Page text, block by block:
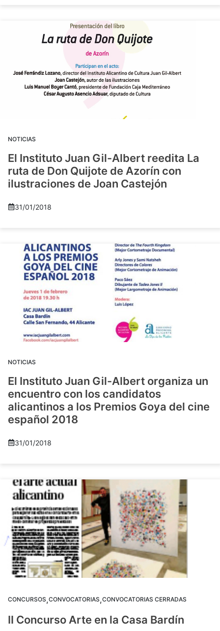
NOTICIAS
El Instituto Juan Gil-Albert reedita La
ruta de Don Quijote de Azorín con
ilustraciones de Joan Castejón
31/01/2018
NOTICIAS
El Instituto Juan Gil-Albert organiza un
encuentro con los candidatos
alicantinos a los Premios Goya del cine
español 2018
31/01/2018
CONCURSOS,CONVOCATORIAS,CONVOCATORIAS CERRADAS
II Concurso Arte en la Casa Bardín